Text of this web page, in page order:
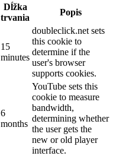
Dĺžka
trvania
Popis
15
minutes
doubleclick.net sets
this cookie to
determine if the
user's browser
supports cookies.
6
months
YouTube sets this
cookie to measure
bandwidth,
determining whether
the user gets the
new or old player
interface.